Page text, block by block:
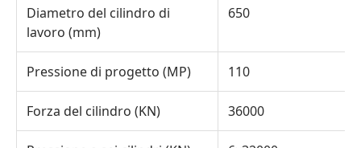
Diametro del cilindro di
lavoro (mm)
650
Pressione di progetto (MP) 110
Forza del cilindro (KN) 36000